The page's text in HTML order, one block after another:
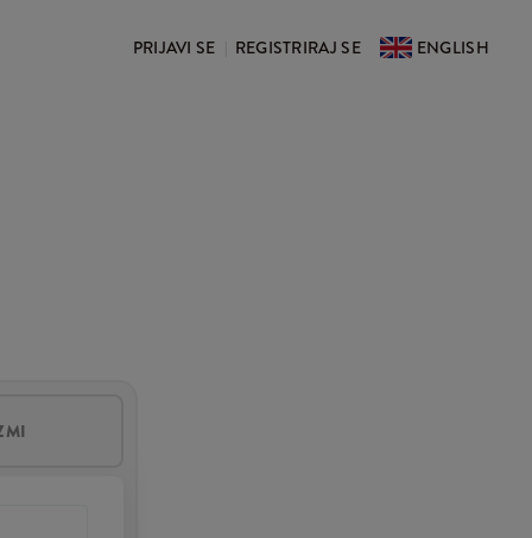
PRIJAVI SE REGISTRIRAJ SE ENGLISH